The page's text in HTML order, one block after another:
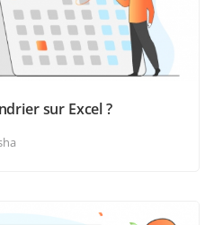
sur Excel ?